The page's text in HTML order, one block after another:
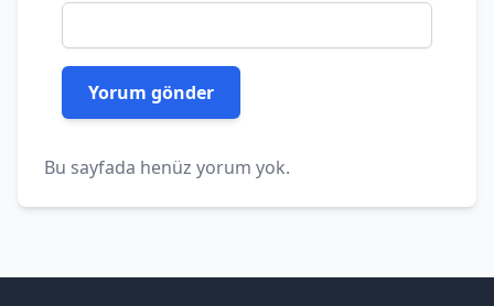
Bu sayfada henüz yorum yok.